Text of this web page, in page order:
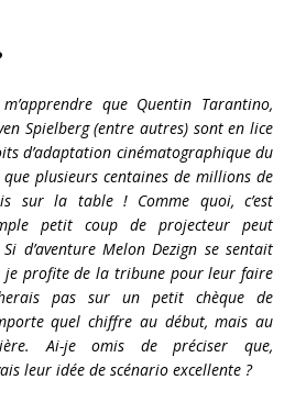
que Quentin Tarantino,
Spielberg (entre autres) sont en lice
d’adaptation cinématographique du
plusieurs centaines de millions de
sur la table ! Comme quoi, c’est
petit coup de projecteur peut
d’aventure Melon Dezign se sentait
je profite de la tribune pour leur faire
pas sur un petit chèque de
quel chiffre au début, mais au
Ai-je omis de préciser que,
leur idée de scénario excellente ?